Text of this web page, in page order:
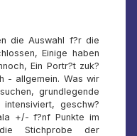
die Auswahl f?r die
Einige haben
Ein Portr?t zuk?
- allgemein. Was wir
grundlegende
geschw?
+/- f?nf Punkte im
Stichprobe der